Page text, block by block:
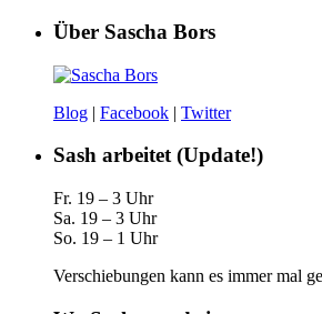
Über Sascha Bors
Blog | Facebook | Twitter
Sash arbeitet (Update!)
Fr. 19 – 3 Uhr
Sa. 19 – 3 Uhr
So. 19 – 1 Uhr
Verschiebungen kann es immer mal